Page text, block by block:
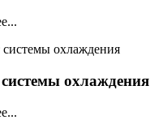
охлаждения